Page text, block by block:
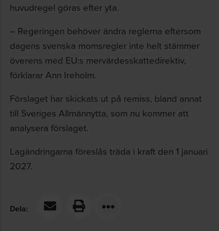
huvudregel göras efter yta.
– Regeringen behöver ändra reglerna eftersom
dagens svenska momsregler inte helt stämmer
överens med EU:s mervärdesskattedirektiv,
förklarar Ann Ireholm.
Förslaget har skickats ut på remiss, bland annat
till Sveriges Allmännytta, som nu kommer att
analysera förslaget.
Lagändringarna föreslås träda i kraft den 1 januari
2027.
Dela: